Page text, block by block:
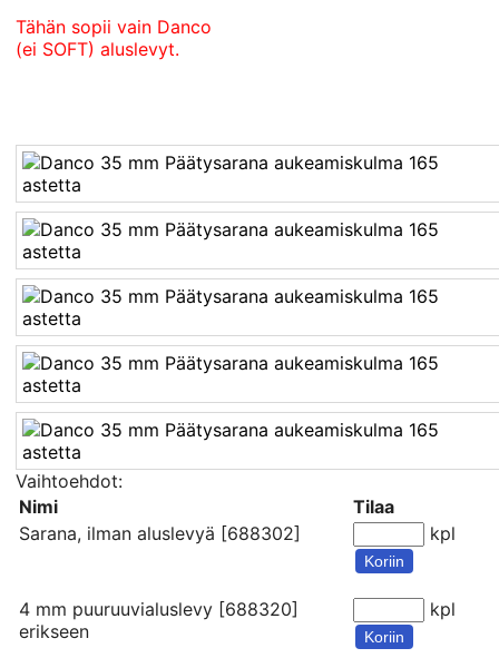
Tähän sopii vain Danco
(ei SOFT) aluslevyt.
Vaihtoehdot:
Nimi
Tilaa
Sarana, ilman aluslevyä [688302]
kpl
Koriin
4 mm puuruuvialuslevy [688320]
erikseen
kpl
Koriin